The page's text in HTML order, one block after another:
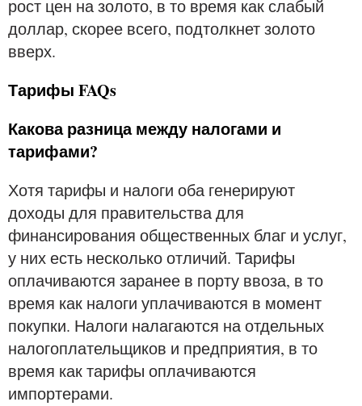
рост цен на золото, в то время как слабый
доллар, скорее всего, подтолкнет золото
вверх.
Тарифы FAQs
Какова разница между налогами и
тарифами?
Хотя тарифы и налоги оба генерируют
доходы для правительства для
финансирования общественных благ и услуг,
у них есть несколько отличий. Тарифы
оплачиваются заранее в порту ввоза, в то
время как налоги уплачиваются в момент
покупки. Налоги налагаются на отдельных
налогоплательщиков и предприятия, в то
время как тарифы оплачиваются
импортерами.